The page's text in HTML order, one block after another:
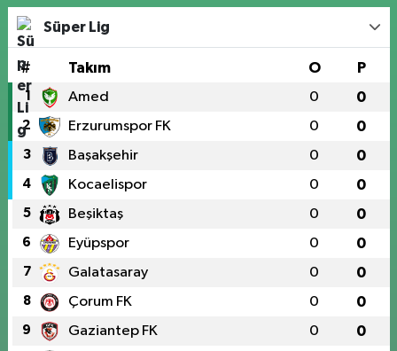
Süper Lig
# Takım O P
1 Amed 0 0
2 Erzurumspor FK 0 0
3 Başakşehir 0 0
4 Kocaelispor 0 0
5 Beşiktaş 0 0
6 Eyüpspor 0 0
7 Galatasaray 0 0
8 Çorum FK 0 0
9 Gaziantep FK 0 0